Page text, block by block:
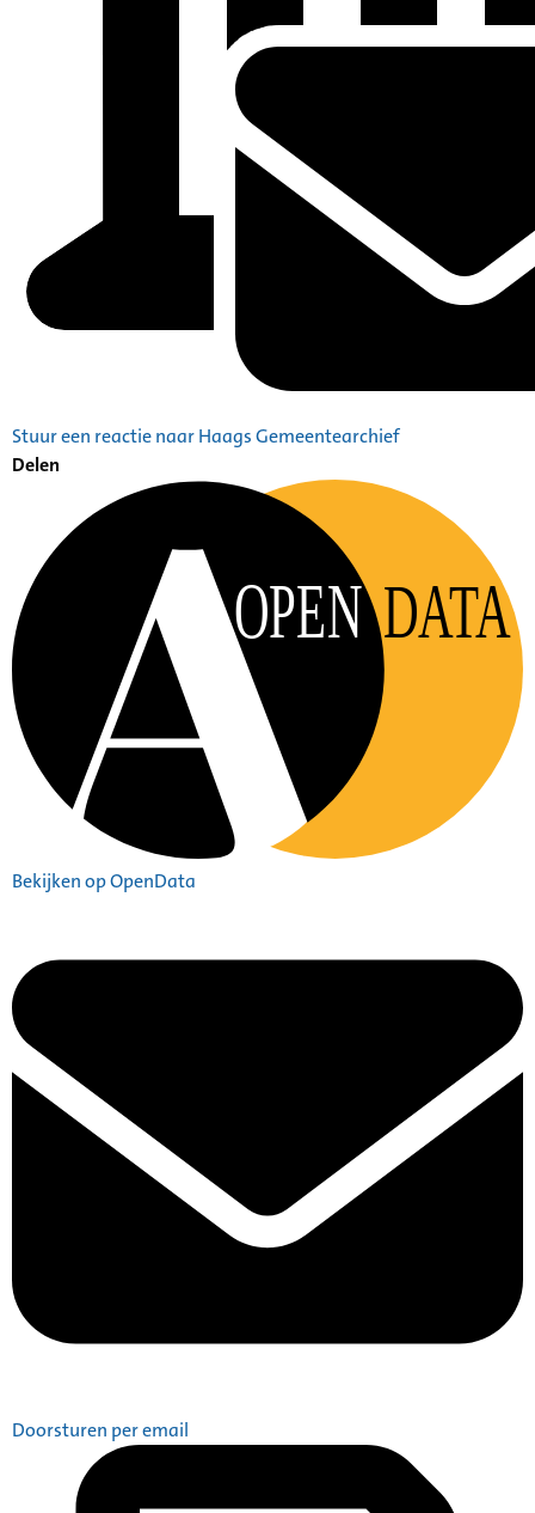
Stuur een reactie naar Haags Gemeentearchief
Delen
OPEN DATA
Bekijken op OpenData
Doorsturen per email